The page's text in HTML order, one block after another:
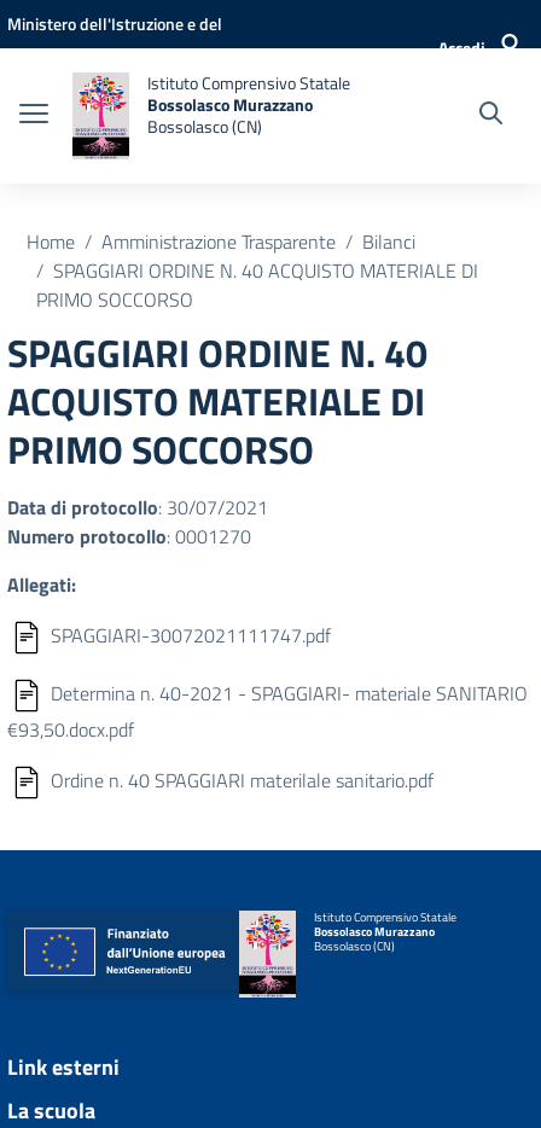
Vai ai contenuti
Vai al menu di navigazione
Vai al footer
Ministero dell'Istruzione e del
Accedi
Istituto Comprensivo Statale
Bossolasco Murazzano
Bossolasco (CN)
Home Amministrazione Trasparente
Bilanci
SPAGGIARI ORDINE N. 40 ACQUISTO MATERIALE DI
PRIMO SOCCORSO
SPAGGIARI ORDINE N. 40
ACQUISTO MATERIALE DI
PRIMO SOCCORSO
Data di protocollo: 30/07/2021
Numero protocollo: 0001270
Allegati:
SPAGGIARI-30072021111747.pdf
Determina n. 40-2021 - SPAGGIARI- materiale SANITARIO
€93,50.docx.pdf
Ordine n. 40 SPAGGIARI materilale sanitario.pdf
Istituto Comprensivo Statale
Bossolasco Murazzano
Bossolasco (CN)
Link esterni
La scuola